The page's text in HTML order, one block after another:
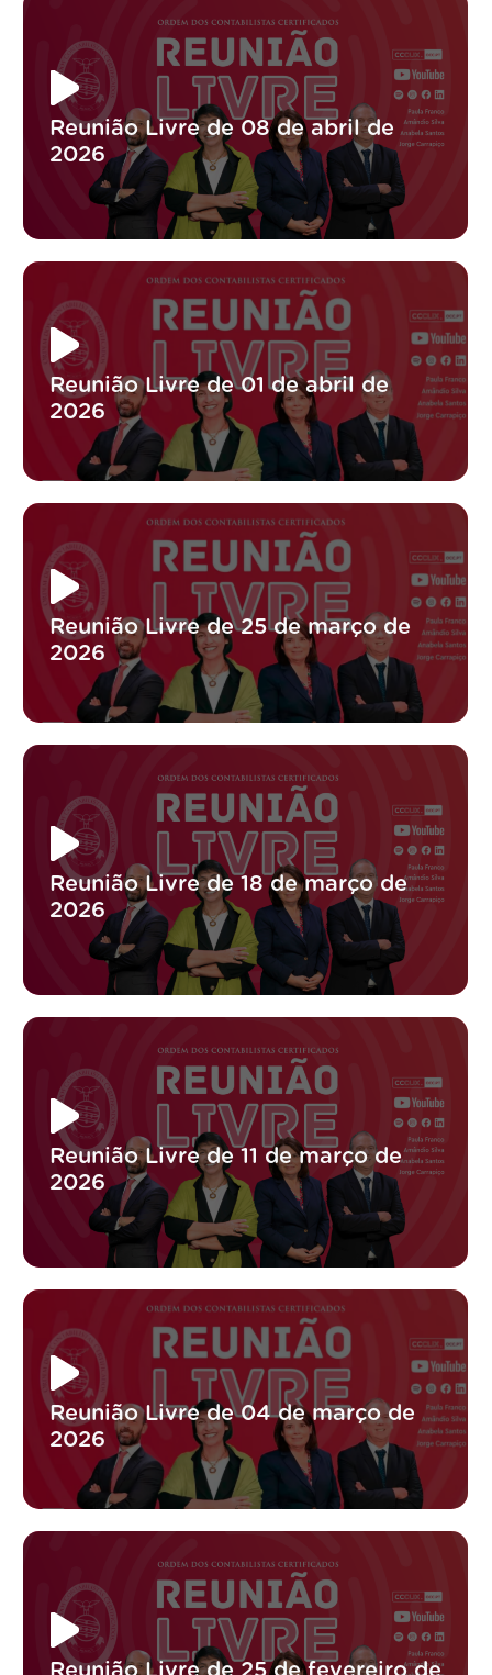
Reunião Livre de 08 de abril de
2026
Reunião Livre de 01 de abril de
2026
Reunião Livre de 25 de março de
2026
Reunião Livre de 18 de março de
2026
Reunião Livre de 11 de março de
2026
Reunião Livre de 04 de março de
2026
Reunião Livre de 25 de fevereiro de